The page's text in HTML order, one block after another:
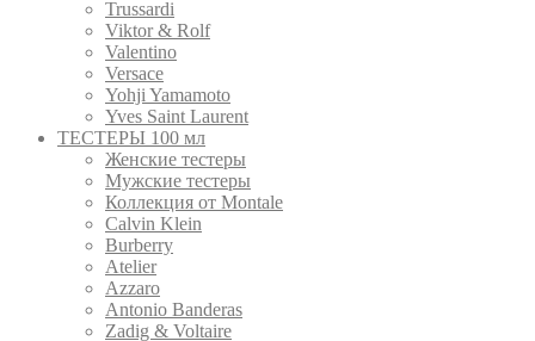
Trussardi
Viktor & Rolf
Valentino
Versace
Yohji Yamamoto
Yves Saint Laurent
ТЕСТЕРЫ 100 мл
Женские тестеры
Мужские тестеры
Коллекция от Montale
Calvin Klein
Burberry
Atelier
Azzaro
Antonio Banderas
Zadig & Voltaire